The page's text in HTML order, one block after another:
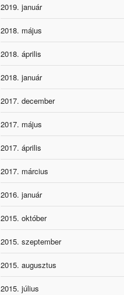
2019. január
2018. május
2018. április
2018. január
2017. december
2017. május
2017. április
2017. március
2016. január
2015. október
2015. szeptember
2015. augusztus
2015. július